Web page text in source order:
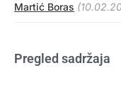
Martić Boras
Pregled sadržaja